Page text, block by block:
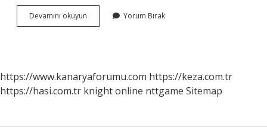
Devamını okuyun Bodrumda
Neler
Yorum Bırak
https://www.kanaryaforumu.com https://keza.com.tr
https://hasi.com.tr knight online nttgame Sitemap